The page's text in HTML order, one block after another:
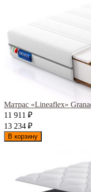
Матрас «Lineaflex»
11 911
₽
13 234 ₽
В корзину